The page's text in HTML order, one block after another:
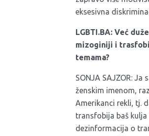
eksesivna
LGBTI.BA: Već
mizoginiji i
temama?
SONJA SAJZOR:
ženskim imenom,
Amerikanci rekli, tj.
transfobija baš
dezinformacija o